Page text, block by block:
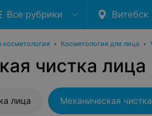
Все рубрики Витебск
косметология • Косметология для лица •
чистка лица
лица Механическая